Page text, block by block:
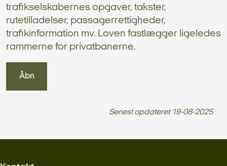
trafikselskabernes opgaver, takster,
rutetilladelser, passagerrettigheder,
trafikinformation mv. Loven fastlægger ligeledes
rammerne for privatbanerne.
Åbn
Senest opdateret 19-08-2025